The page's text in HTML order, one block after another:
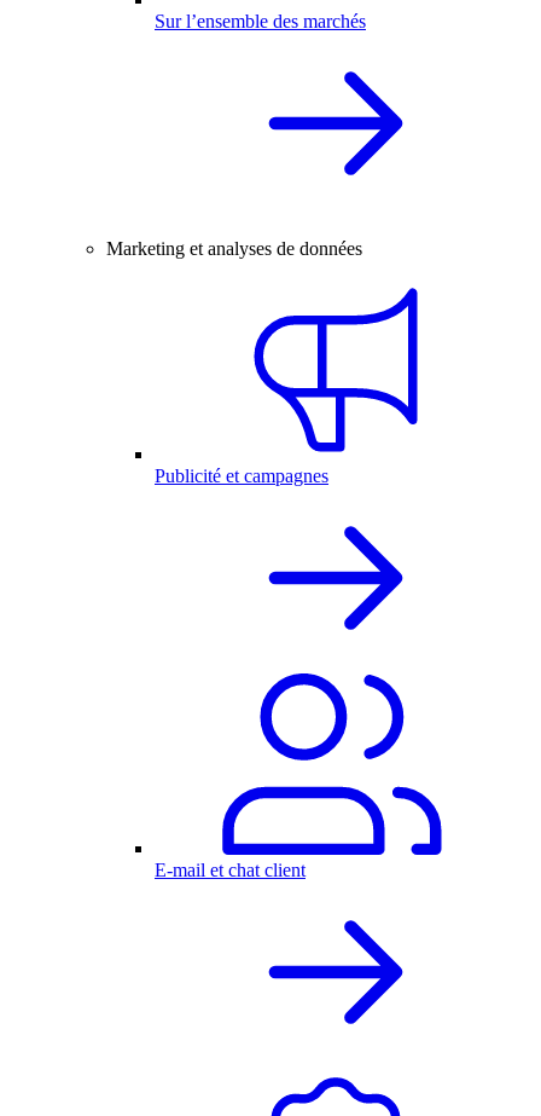
Sur l’ensemble des marchés
Marketing et analyses de données
Publicité et campagnes
E-mail et chat client